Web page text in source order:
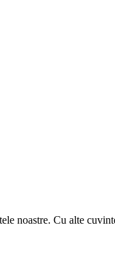
noastre. Cu alte